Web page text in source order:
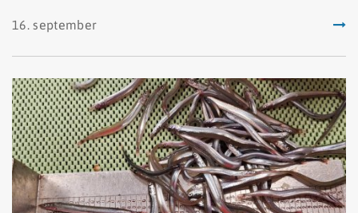
gjörbreyting.
16. september